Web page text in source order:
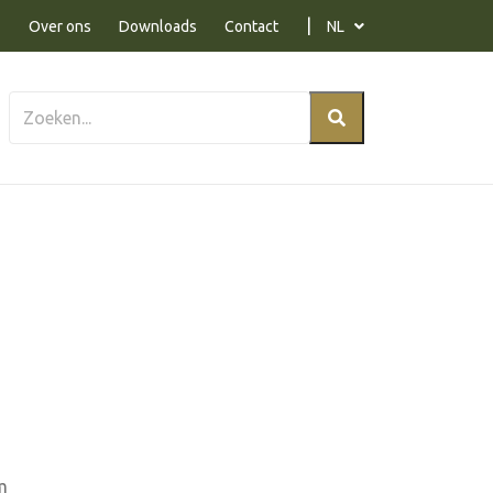
Over ons Downloads Contact NL